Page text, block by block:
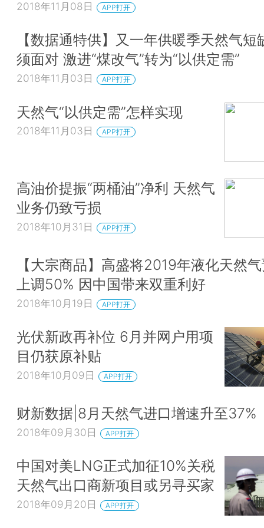
2018年11月08日 APP打开
【数据通特供】又一年供暖季天然气短
须面对 激进“煤改气”转为“以供定需”
2018年11月03日 APP打开
天然气“以供定需”怎样实现
2018年11月03日 APP打开
高油价提振“两桶油”净利 天然气
业务仍致亏损
2018年10月31日 APP打开
【大宗商品】高盛将2019年液化天然
上调50% 因中国带来双重利好
2018年10月19日 APP打开
光伏新政再补位 6月并网户用项
目仍获原补贴
2018年10月09日 APP打开
财新数据|8月天然气进口增速升至37%
2018年09月30日 APP打开
中国对美LNG正式加征10%关税
天然气出口商新项目或另寻买家
2018年09月20日 APP打开